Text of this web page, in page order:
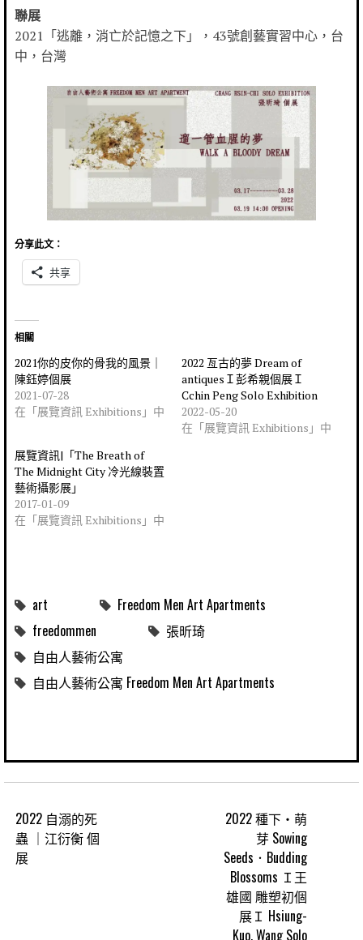
聯展
2021「逃離，消亡於記憶之下」，43號創藝實習中心，台
中，台灣
分享此文：
共享
相關
2021你的皮你的骨我的風景｜
陳鈺婷個展
2021-07-28
在「展覽資訊 Exhibitions」中
2022 亙古的夢 Dream of
antiquesＩ彭希親個展Ｉ
Cchin Peng Solo Exhibition
2022-05-20
在「展覽資訊 Exhibitions」中
展覽資訊|「The Breath of
The Midnight City 冷光線裝置
藝術攝影展」
2017-01-09
在「展覽資訊 Exhibitions」中
art
Freedom Men Art Apartments
freedommen
張昕琦
自由人藝術公寓
自由人藝術公寓 Freedom Men Art Apartments
2022 自溺的死
蟲 ｜江衍衡 個
展
2022 種下‧萌
芽 Sowing
Seeds．Budding
Blossoms Ｉ王
雄國 雕塑初個
展Ｉ Hsiung-
Kuo, Wang Solo